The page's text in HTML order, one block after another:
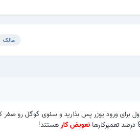
مالک
برای ورود یوزر پس بذارید و سئوی گوگل رو صفر
تعویض کار هستند!